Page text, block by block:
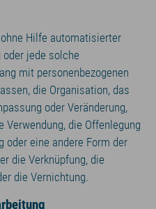
Hilfe automatisierter
jede solche
mit personenbezogenen
die Organisation, das
oder Veränderung,
Verwendung, die Offenlegung
oder eine andere Form der
die Verknüpfung, die
die Vernichtung.